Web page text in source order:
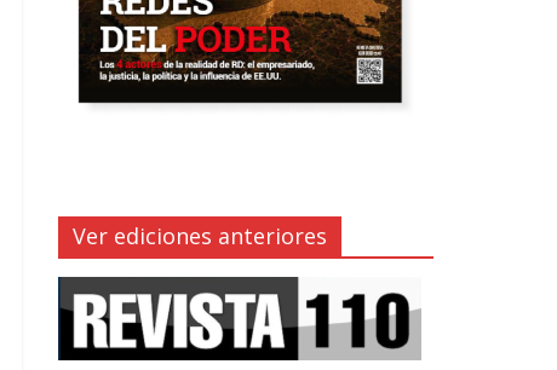
Ver ediciones anteriores